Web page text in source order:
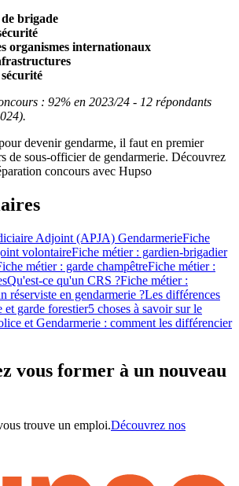
brigade
organismes internationaux
: 92% en 2023/24 - 12 répondants
devenir gendarme, il faut en premier
de sous-officier de gendarmerie. Découvrez
concours avec Hupso
Adjoint (APJA) GendarmerieFiche
volontaireFiche métier : gardien-brigadier
métier : garde champêtreFiche métier :
Qu'est-ce qu'un CRS ?Fiche métier :
réserviste en gendarmerie ?Les différences
et garde forestier5 choses à savoir sur le
et Gendarmerie : comment les différencier
vous former à un nouveau
trouve un emploi.Découvrez nos